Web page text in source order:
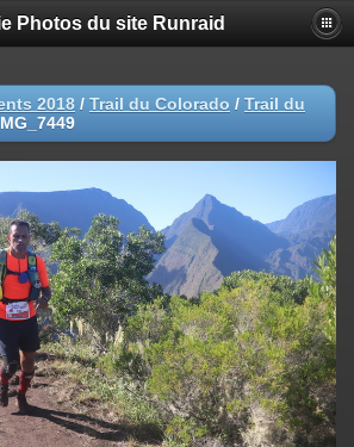
Photos du site Runraid
2018 / Trail du Colorado / Trail du